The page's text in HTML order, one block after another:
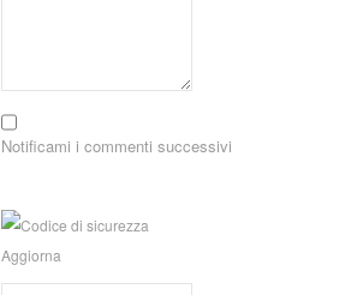
Notificami i commenti successivi
Aggiorna